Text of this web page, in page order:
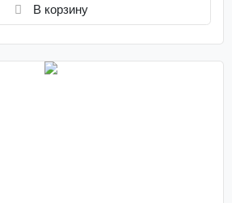
В корзину